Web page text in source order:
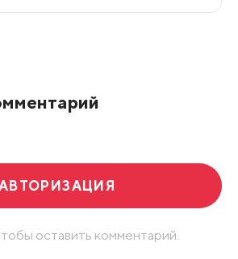
оставить комментарий.